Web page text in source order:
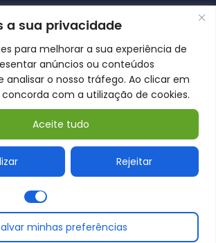
a sua privacidade
para melhorar a sua experiência de
anúncios ou conteúdos
analisar o nosso tráfego. Ao clicar em
concorda com a utilização de cookies.
Rejeitar
Aceite tudo
minhas preferências
de Póvoa Lanhoso
de Lanhoso
700
planhoso.pt
- 18h00 sáb 09h00 - 13h00